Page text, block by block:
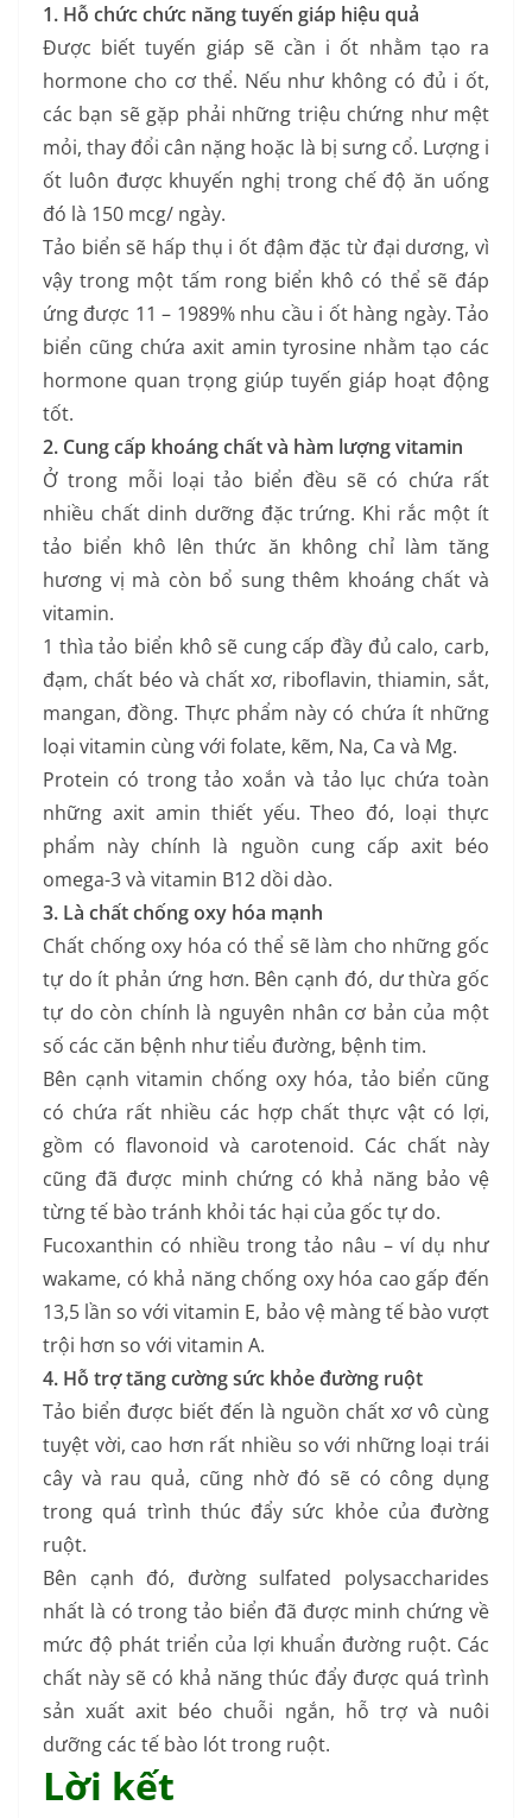
1. Hỗ chức chức năng tuyến giáp hiệu quả
Được biết tuyến giáp sẽ cần i ốt nhằm tạo ra
hormone cho cơ thể. Nếu như không có đủ i ốt,
các bạn sẽ gặp phải những triệu chứng như mệt
mỏi, thay đổi cân nặng hoặc là bị sưng cổ. Lượng i
ốt luôn được khuyến nghị trong chế độ ăn uống
đó là 150 mcg/ ngày.
Tảo biển sẽ hấp thụ i ốt đậm đặc từ đại dương, vì
vậy trong một tấm rong biển khô có thể sẽ đáp
ứng được 11 – 1989% nhu cầu i ốt hàng ngày. Tảo
biển cũng chứa axit amin tyrosine nhằm tạo các
hormone quan trọng giúp tuyến giáp hoạt động
tốt.
2. Cung cấp khoáng chất và hàm lượng vitamin
Ở trong mỗi loại tảo biển đều sẽ có chứa rất
nhiều chất dinh dưỡng đặc trứng. Khi rắc một ít
tảo biển khô lên thức ăn không chỉ làm tăng
hương vị mà còn bổ sung thêm khoáng chất và
vitamin.
1 thìa tảo biển khô sẽ cung cấp đầy đủ calo, carb,
đạm, chất béo và chất xơ, riboflavin, thiamin, sắt,
mangan, đồng. Thực phẩm này có chứa ít những
loại vitamin cùng với folate, kẽm, Na, Ca và Mg.
Protein có trong tảo xoắn và tảo lục chứa toàn
những axit amin thiết yếu. Theo đó, loại thực
phẩm này chính là nguồn cung cấp axit béo
omega-3 và vitamin B12 dồi dào.
3. Là chất chống oxy hóa mạnh
Chất chống oxy hóa có thể sẽ làm cho những gốc
tự do ít phản ứng hơn. Bên cạnh đó, dư thừa gốc
tự do còn chính là nguyên nhân cơ bản của một
số các căn bệnh như tiểu đường, bệnh tim.
Bên cạnh vitamin chống oxy hóa, tảo biển cũng
có chứa rất nhiều các hợp chất thực vật có lợi,
gồm có flavonoid và carotenoid. Các chất này
cũng đã được minh chứng có khả năng bảo vệ
từng tế bào tránh khỏi tác hại của gốc tự do.
Fucoxanthin có nhiều trong tảo nâu – ví dụ như
wakame, có khả năng chống oxy hóa cao gấp đến
13,5 lần so với vitamin E, bảo vệ màng tế bào vượt
trội hơn so với vitamin A.
4. Hỗ trợ tăng cường sức khỏe đường ruột
Tảo biển được biết đến là nguồn chất xơ vô cùng
tuyệt vời, cao hơn rất nhiều so với những loại trái
cây và rau quả, cũng nhờ đó sẽ có công dụng
trong quá trình thúc đẩy sức khỏe của đường
ruột.
Bên cạnh đó, đường sulfated polysaccharides
nhất là có trong tảo biển đã được minh chứng về
mức độ phát triển của lợi khuẩn đường ruột. Các
chất này sẽ có khả năng thúc đẩy được quá trình
sản xuất axit béo chuỗi ngắn, hỗ trợ và nuôi
dưỡng các tế bào lót trong ruột.
Lời kết